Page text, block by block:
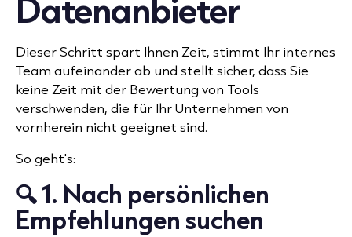
Dieser Schritt spart Ihnen Zeit, stimmt Ihr internes
Team aufeinander ab und stellt sicher, dass Sie
keine Zeit mit der Bewertung von Tools
verschwenden, die für Ihr Unternehmen von
vornherein nicht geeignet sind.
So geht's:
🔍 1. Nach persönlichen
Empfehlungen suchen